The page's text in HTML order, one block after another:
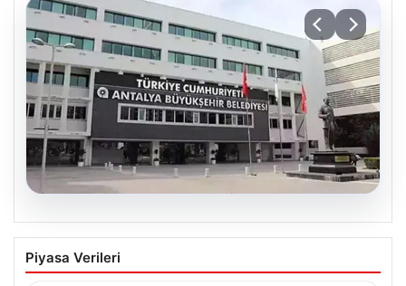
06.08.2026
Antalya’daki yolsuzluk soruşturmasında
iki yeni gözaltı
Piyasa Verileri